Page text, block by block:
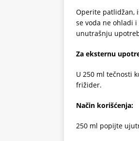
Operite patlidžan,
se voda ne ohladi
unutrašnju
Za eksternu
U 250 ml tečnosti
frižider.
Način korišćenja:
250 ml popijte